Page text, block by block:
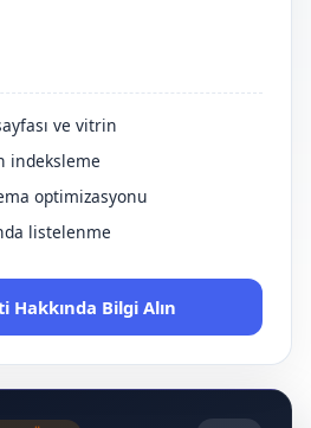
ve vitrin
indeksleme
optimizasyonu
listelenme
Hakkında Bilgi Alın